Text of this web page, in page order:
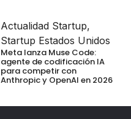
Actualidad Startup,
Startup Estados Unidos
Meta lanza Muse Code:
agente de codificación IA
para competir con
Anthropic y OpenAI en 2026